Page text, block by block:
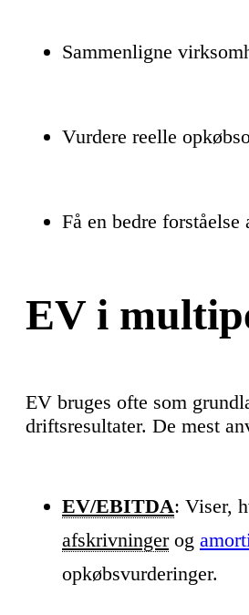
Sammenligne
Vurdere reelle
Få en bedre
EV i
EV bruges ofte som
driftsresultater. De mest
EV/EBITDA: Viser,
afskrivningerog
opkøbsvurderinger.